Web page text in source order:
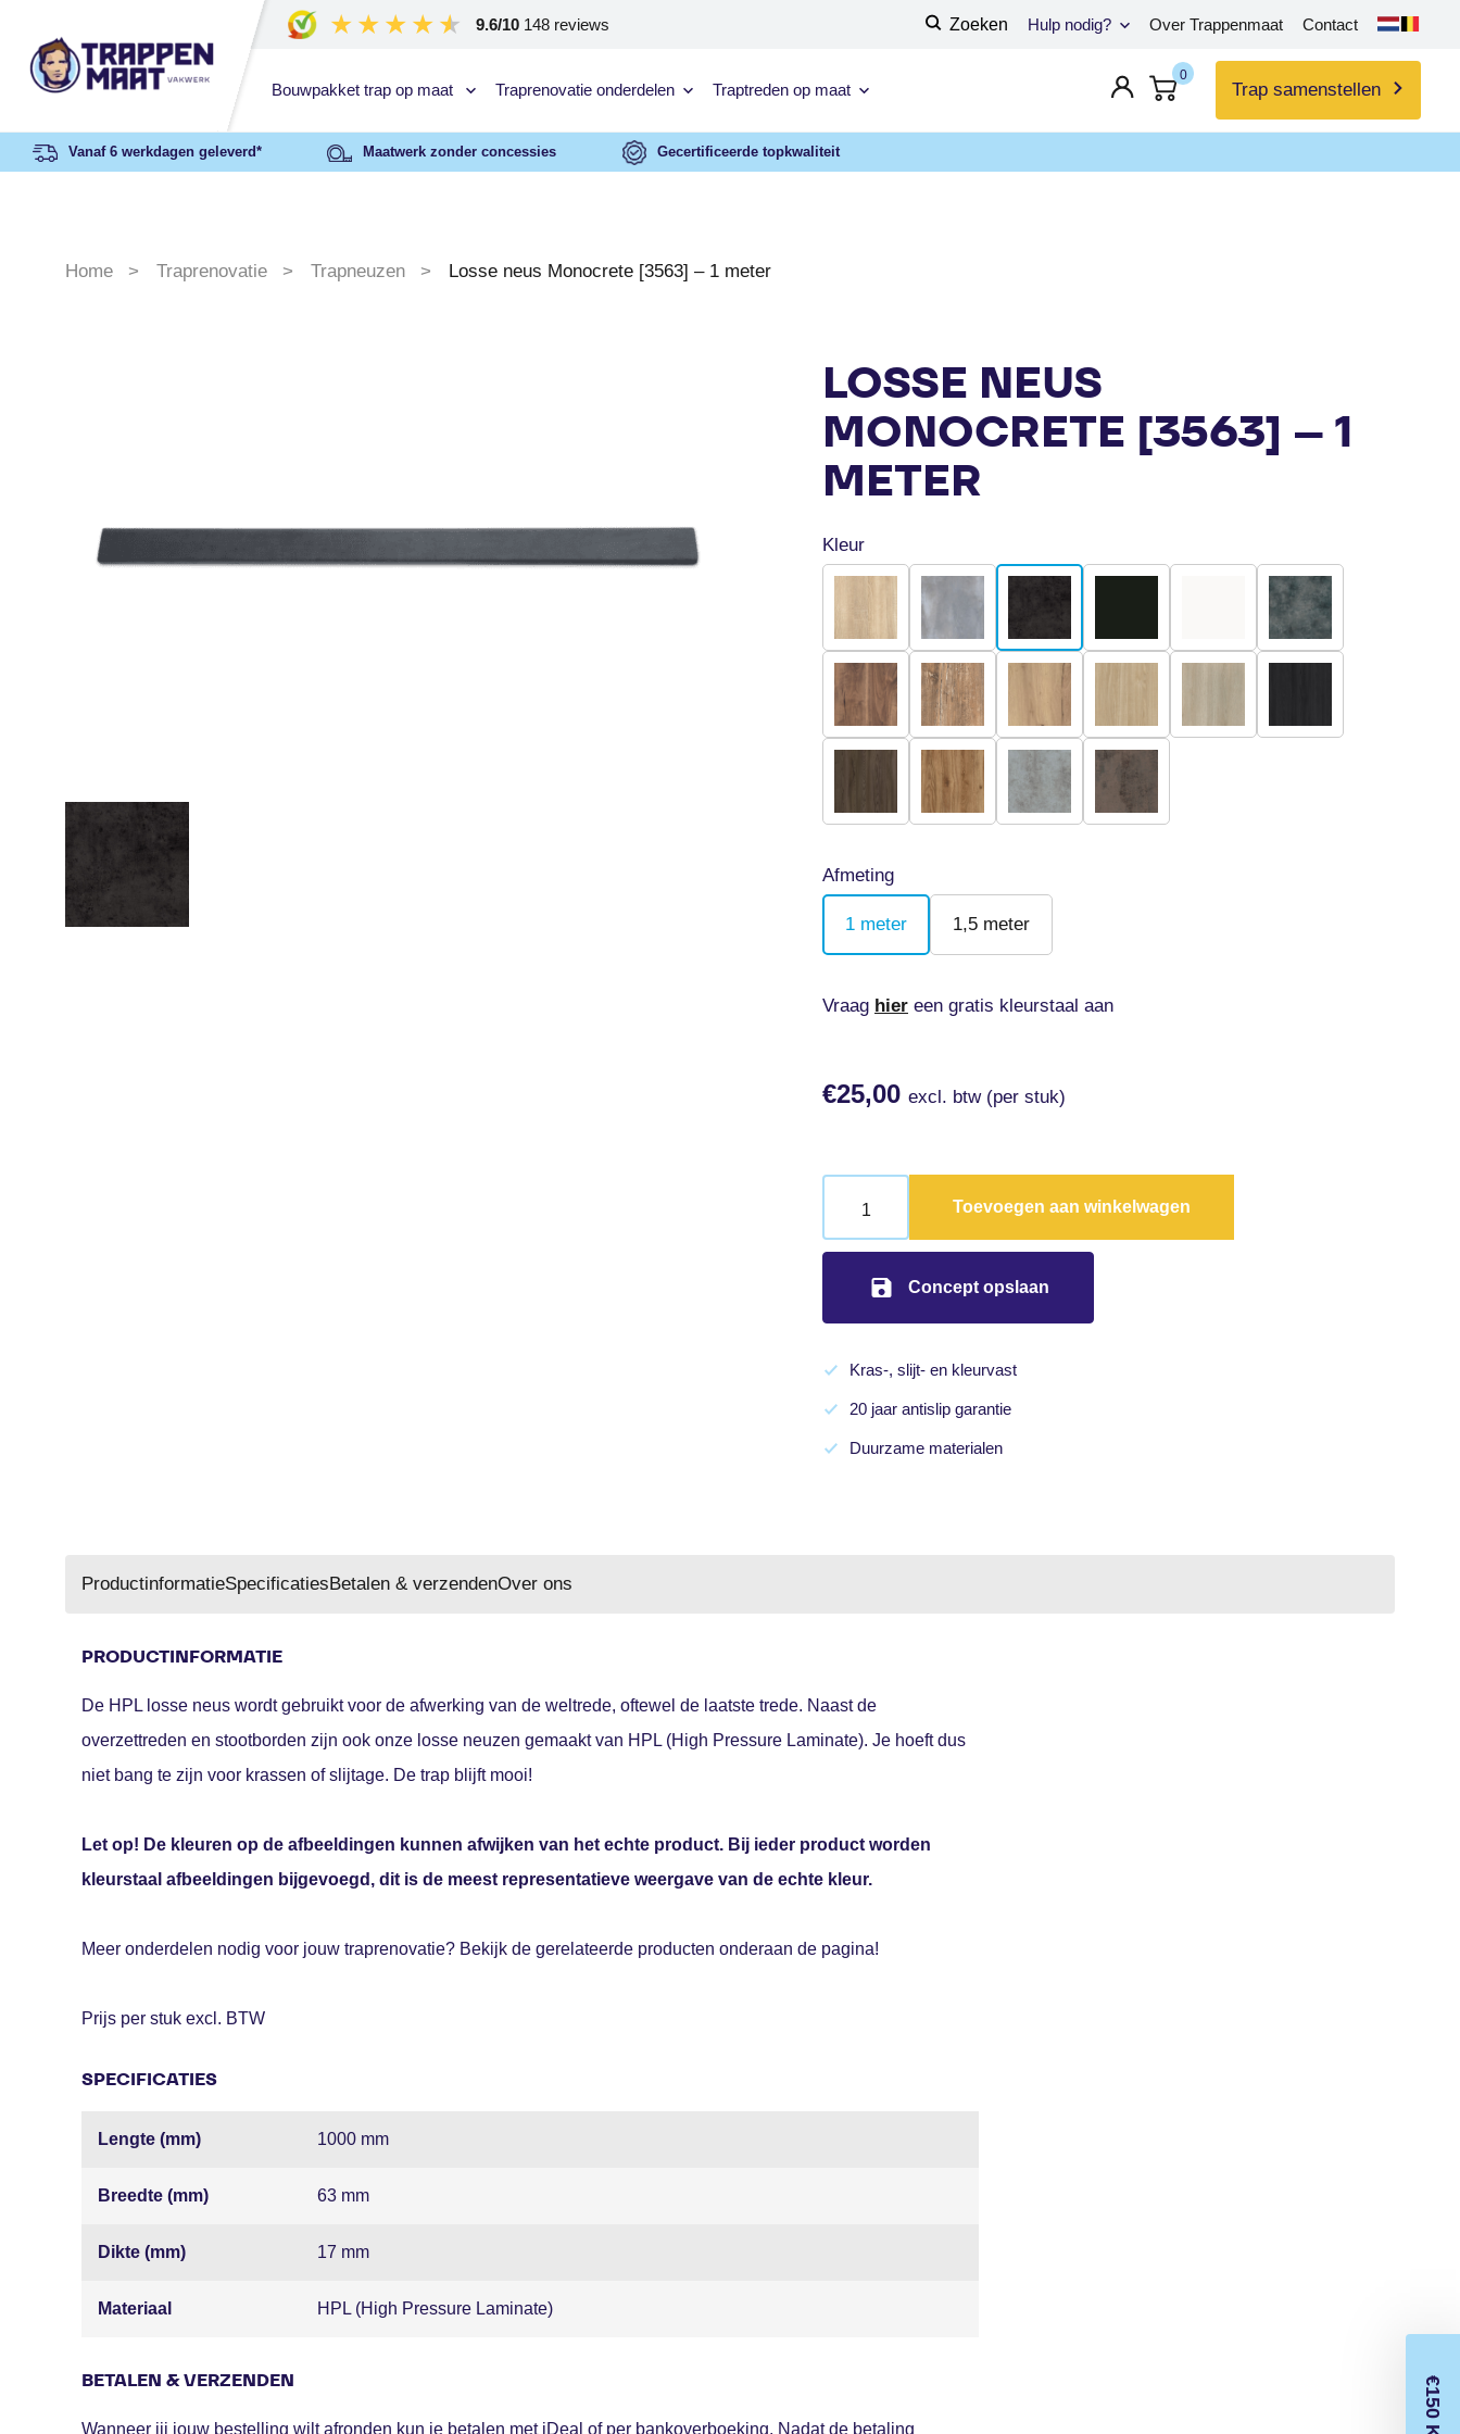
9.6/10 148 reviews Zoeken Hulp nodig? Over Trappenmaat Contact
Bouwpakket trap op maat Traprenovatie onderdelen Traptreden op maat
0
Trap samenstellen
Vanaf 6 werkdagen geleverd* Maatwerk zonder concessies Gecertificeerde topkwaliteit
Home Traprenovatie Trapneuzen Losse neus Monocrete [3563] – 1 meter
LOSSE NEUS
MONOCRETE [3563] – 1
METER
Kleur
Afmeting
1 meter 1,5 meter
Vraag hier een gratis kleurstaal aan
€25,00 excl. btw (per stuk)
Toevoegen aan winkelwagen
Concept opslaan
Kras-, slijt- en kleurvast
20 jaar antislip garantie
Duurzame materialen
ProductinformatieSpecificatiesBetalen & verzendenOver ons
PRODUCTINFORMATIE
De HPL losse neus wordt gebruikt voor de afwerking van de weltrede, oftewel de laatste trede. Naast de
overzettreden en stootborden zijn ook onze losse neuzen gemaakt van HPL (High Pressure Laminate). Je hoeft dus
niet bang te zijn voor krassen of slijtage. De trap blijft mooi!
Let op! De kleuren op de afbeeldingen kunnen afwijken van het echte product. Bij ieder product worden
kleurstaal afbeeldingen bijgevoegd, dit is de meest representatieve weergave van de echte kleur.
Meer onderdelen nodig voor jouw traprenovatie? Bekijk de gerelateerde producten onderaan de pagina!
Prijs per stuk excl. BTW
SPECIFICATIES
Lengte (mm) 1000 mm
Breedte (mm) 63 mm
Dikte (mm) 17 mm
Materiaal HPL (High Pressure Laminate)
BETALEN & VERZENDEN
Wanneer jij jouw bestelling wilt afronden kun je betalen met iDeal of per bankoverboeking. Nadat de betaling